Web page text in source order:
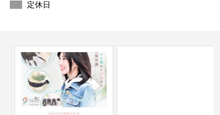
定休日